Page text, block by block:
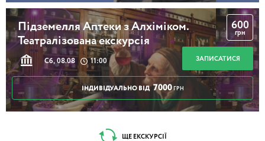
Підземелля Аптеки з Алхіміком.
Театралізована екскурсія
Сб, 08.08 11:00
600
грн
ЗАПИСАТИСЯ
ІНДИВІДУАЛЬНО ВІД 7000 ГРН
ЩЕ ЕКСКУРСІЇ